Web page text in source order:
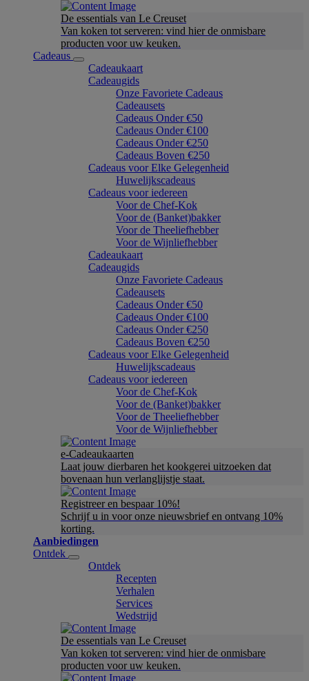
De essentials van Le Creuset
Van koken tot serveren: vind hier de onmisbare
producten voor uw keuken.
Cadeaus
Cadeaukaart
Cadeaugids
Onze Favoriete Cadeaus
Cadeausets
Cadeaus Onder €50
Cadeaus Onder €100
Cadeaus Onder €250
Cadeaus Boven €250
Cadeaus voor Elke Gelegenheid
Huwelijkscadeaus
Cadeaus voor iedereen
Voor de Chef-Kok
Voor de (Banket)bakker
Voor de Theeliefhebber
Voor de Wijnliefhebber
Cadeaukaart
Cadeaugids
Onze Favoriete Cadeaus
Cadeausets
Cadeaus Onder €50
Cadeaus Onder €100
Cadeaus Onder €250
Cadeaus Boven €250
Cadeaus voor Elke Gelegenheid
Huwelijkscadeaus
Cadeaus voor iedereen
Voor de Chef-Kok
Voor de (Banket)bakker
Voor de Theeliefhebber
Voor de Wijnliefhebber
e-Cadeaukaarten
Laat jouw dierbaren het kookgerei uitzoeken dat
bovenaan hun verlanglijstje staat.
Registreer en bespaar 10%!
Schrijf u in voor onze nieuwsbrief en ontvang 10%
korting.
Aanbiedingen
Ontdek
Ontdek
Recepten
Verhalen
Services
Wedstrijd
De essentials van Le Creuset
Van koken tot serveren: vind hier de onmisbare
producten voor uw keuken.